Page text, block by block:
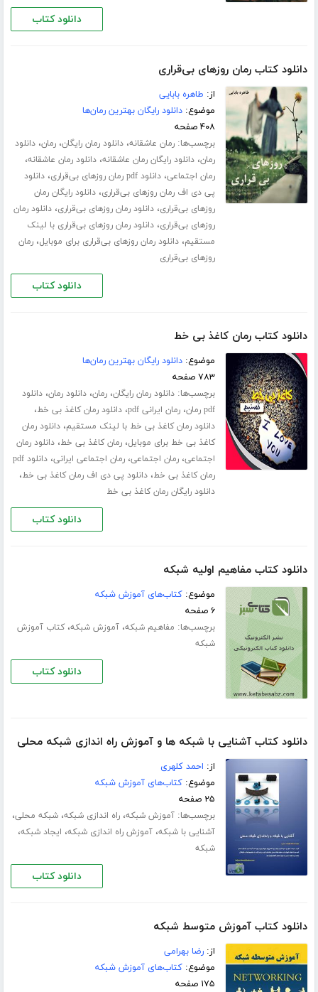
دانلود کتاب
دانلود کتاب رمان روزهای بی‌قراری
از: طاهره بابایی
موضوع:دانلود رایگان بهترین رمان‌ها
۴۰۸ صفحه
برچسب‌ها:رمان عاشقانه،دانلود رمان رایگان،رمان،دانلود
رمان،دانلود رایگان رمان عاشقانه،دانلود رمان عاشقانه،
رمان اجتماعی،دانلود pdf رمان روزهای بی‌قراری ،دانلود
پی دی اف رمان روزهای بی‌قراری،دانلود رایگان رمان
روزهای بی‌قراری،دانلود رمان روزهای بی‌قراری،دانلود رمان
روزهای بی‌قراری،دانلود رمان روزهای بی‌قراری با لینک
مستقیم،دانلود رمان روزهای بی‌قراری برای موبایل،رمان
روزهای بی‌قراری
دانلود کتاب
دانلود کتاب رمان کاغذ بی خط
موضوع:دانلود رایگان بهترین رمان‌ها
۷۸۳ صفحه
برچسب‌ها:دانلود رمان رایگان،رمان،دانلود رمان،دانلود
pdf رمان
،رمان ایرانی pdf ،دانلود رمان کاغذ بی خط،
دانلود رمان کاغذ بی خط با لینک مستقیم،دانلود رمان
کاغذ بی خط برای موبایل،رمان کاغذ بی خط،دانلود رمان
اجتماعی،رمان اجتماعی،رمان اجتماعی ایرانی،
دانلود pdf
رمان کاغذ بی خط،دانلود پی دی اف رمان کاغذ بی خط،
دانلود رایگان رمان کاغذ بی خط
دانلود کتاب
دانلود کتاب مفاهیم اولیه شبکه
موضوع:کتاب‌های آموزش شبکه
۶ صفحه
برچسب‌ها: مفاهیم شبکه،آموزش شبکه،کتاب آموزش
شبکه
دانلود کتاب
دانلود کتاب آشنایی با شبکه ها و آموزش راه اندازی شبکه محلی
از: احمد کلهری
موضوع:کتاب‌های آموزش شبکه
۲۵ صفحه
برچسب‌ها:آموزش شبکه،راه اندازی شبکه،شبکه محلی،
آشنایی با شبکه،آموزش راه اندازی شبکه، ایجاد شبکه،
شبکه
دانلود کتاب
دانلود کتاب آموزش متوسط شبکه
از:رضا بهرامی
موضوع:کتاب‌های آموزش شبکه
۱۷۵ صفحه